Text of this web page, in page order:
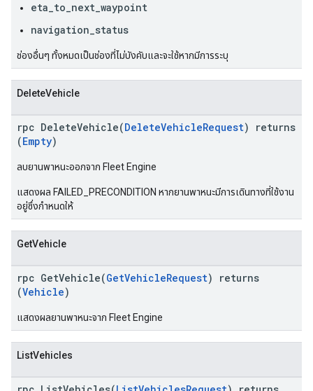
eta_to_next_waypoint
navigation_status
ช่องอื่นๆ ทั้งหมดเป็นช่องที่ไม่บังคับและจะใช้หากมีการระบุ
DeleteVehicle
rpc DeleteVehicle(DeleteVehicleRequest) returns
(Empty)
ลบยานพาหนะออกจาก Fleet Engine
แสดงผล FAILED_PRECONDITION หากยานพาหนะมีการเดินทางที่ใช้งาน
อยู่ซึ่งกำหนดให้
GetVehicle
rpc GetVehicle(GetVehicleRequest) returns
(Vehicle)
แสดงผลยานพาหนะจาก Fleet Engine
ListVehicles